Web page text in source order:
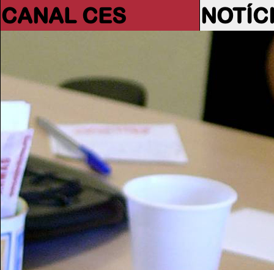
CANAL CES